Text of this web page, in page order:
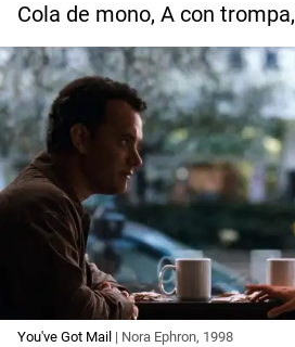
Cola de mono, A con
You've Got Mail | Nora Ephron, 1998